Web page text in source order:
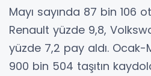
Mayı sayında 87 bin 106
Renault yüzde 9,8,
yüzde 7,2 pay aldı. Ocak-
900 bin 504 taşıtın